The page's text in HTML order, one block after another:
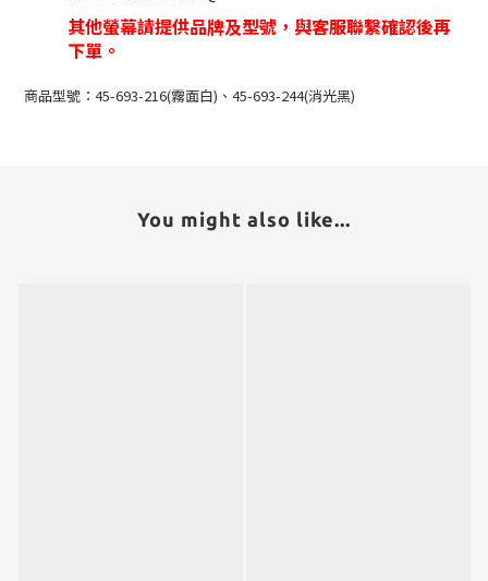
其他螢幕請提供品牌及型號，與客服聯繫確認後再
下單。
商品型號：45-693-216(霧面白)、45-693-244(消光黑)
You might also like...